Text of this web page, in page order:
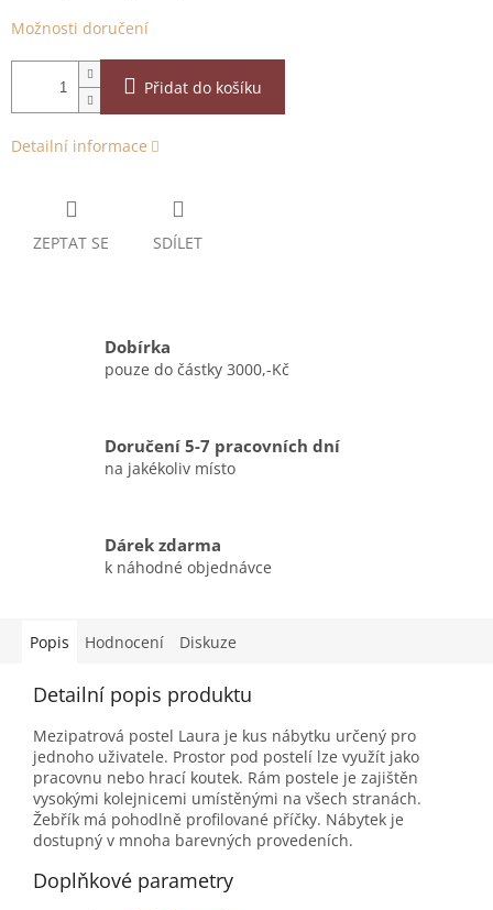
Možnosti doručení
Přidat do košíku
Detailní informace
ZEPTAT SE SDÍLET
Dobírka
pouze do částky 3000,-Kč
Doručení 5-7 pracovních dní
na jakékoliv místo
Dárek zdarma
k náhodné objednávce
Popis Hodnocení Diskuze
Detailní popis produktu
Mezipatrová postel Laura je kus nábytku určený pro
jednoho uživatele. Prostor pod postelí lze využít jako
pracovnu nebo hrací koutek. Rám postele je zajištěn
vysokými kolejnicemi umístěnými na všech stranách.
Žebřík má pohodlně profilované příčky. Nábytek je
dostupný v mnoha barevných provedeních.
Doplňkové parametry